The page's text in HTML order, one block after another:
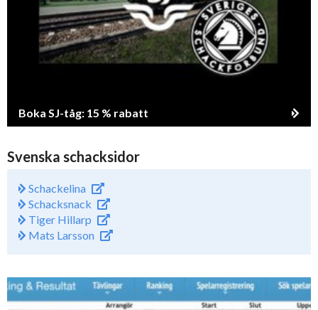
Boka SJ-tåg: 15 % rabatt
Svenska schacksidor
Schackelina
Schacksnack
Tiger Hillarp
Mats Larsson